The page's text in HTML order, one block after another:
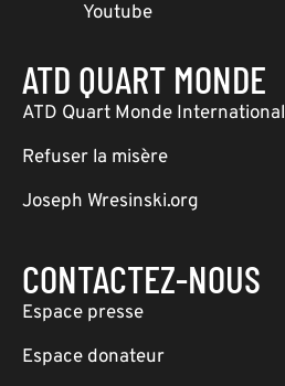
Youtube
ATD QUART MONDE
ATD Quart Monde International
Refuser la misère
Joseph Wresinski.org
CONTACTEZ-NOUS
Espace presse
Espace donateur